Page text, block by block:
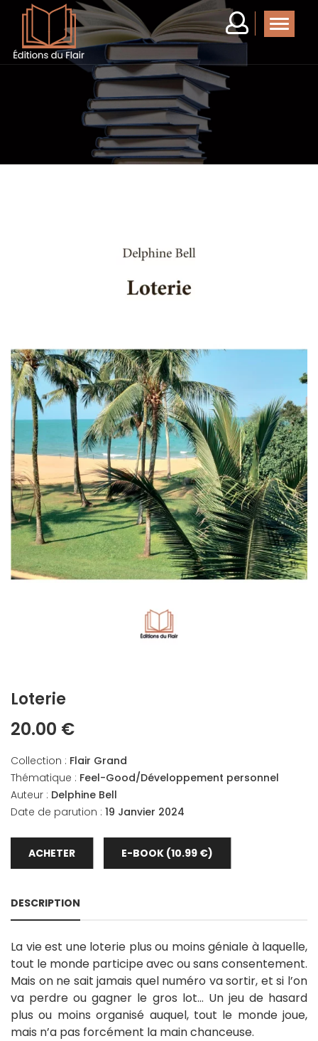
Loterie
20.00 €
Collection : Flair Grand
Thématique : Feel-Good/Développement personnel
Auteur : Delphine Bell
Date de parution : 19 Janvier 2024
ACHETER E-BOOK (10.99 €)
DESCRIPTION
La vie est une loterie plus ou moins géniale à laquelle,
tout le monde participe avec ou sans consentement.
Mais on ne sait jamais quel numéro va sortir, et si l’on
va perdre ou gagner le gros lot… Un jeu de hasard
plus ou moins organisé auquel, tout le monde joue,
mais n’a pas forcément la main chanceuse.